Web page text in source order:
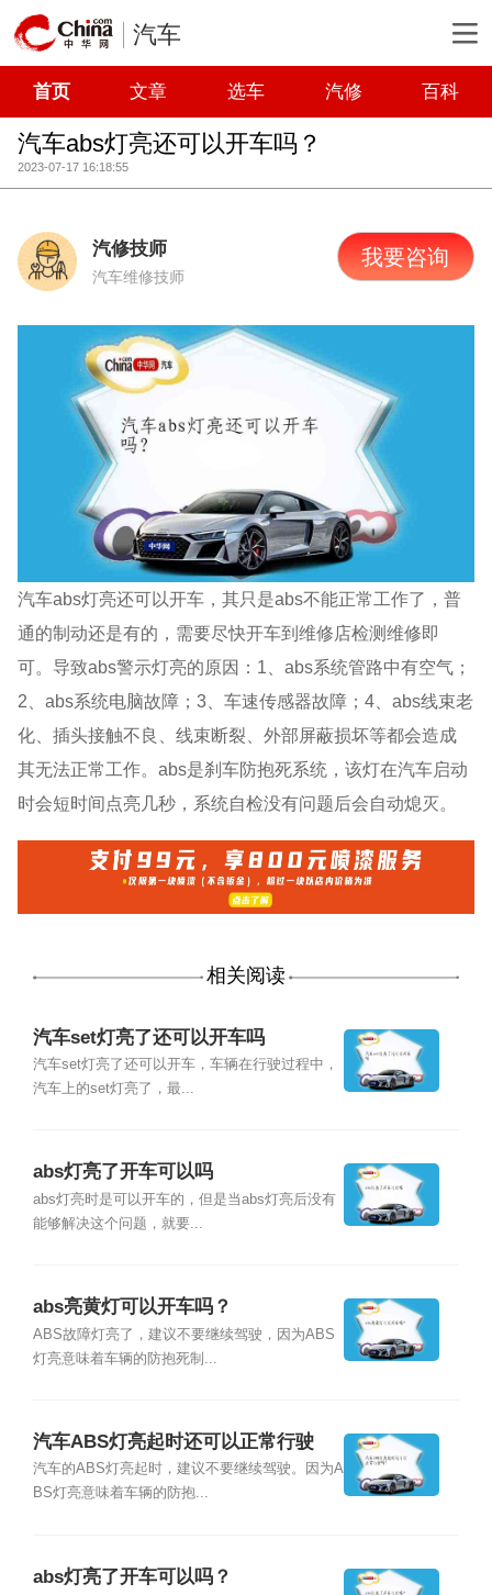
汽车
首页 文章 选车 汽修 百科
汽车abs灯亮还可以开车吗？
2023-07-17 16:18:55
汽修技师
汽车维修技师
我要咨询
汽车abs灯亮还可以开车，其只是abs不能正常工作了，普
通的制动还是有的，需要尽快开车到维修店检测维修即
可。导致abs警示灯亮的原因：1、abs系统管路中有空气；
2、abs系统电脑故障；3、车速传感器故障；4、abs线束老
化、插头接触不良、线束断裂、外部屏蔽损坏等都会造成
其无法正常工作。abs是刹车防抱死系统，该灯在汽车启动
时会短时间点亮几秒，系统自检没有问题后会自动熄灭。
相关阅读
汽车set灯亮了还可以开车吗
汽车set灯亮了还可以开车，车辆在行驶过程中，
汽车上的set灯亮了，最...
abs灯亮了开车可以吗
abs灯亮时是可以开车的，但是当abs灯亮后没有
能够解决这个问题，就要...
abs亮黄灯可以开车吗？
ABS故障灯亮了，建议不要继续驾驶，因为ABS
灯亮意味着车辆的防抱死制...
汽车ABS灯亮起时还可以正常行驶
吗？
汽车的ABS灯亮起时，建议不要继续驾驶。因为A
BS灯亮意味着车辆的防抱...
abs灯亮了开车可以吗？